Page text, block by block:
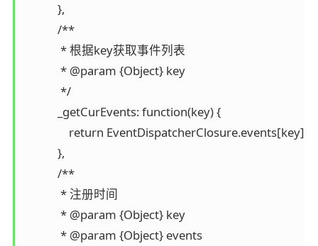
            },
            /**
             * 根据key获取事件列表
             * @param {Object} key
             */
            _getCurEvents: function(key) {
return EventDispatcherClosure.events[key] ||
            },
            /**
             * 注册时间
             * @param {Object} key
             * @param {Object} events